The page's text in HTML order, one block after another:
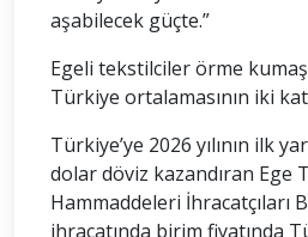
aşabilecek güçte.”
Egeli tekstilciler örme
Türkiye ortalamasının iki
Türkiye’ye 2026 yılının ilk
dolar döviz kazandıran Ege
Hammaddeleri İhracatçıları
ihracatında birim fiyatında